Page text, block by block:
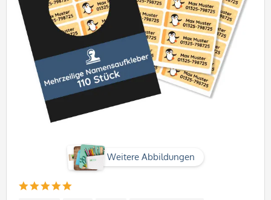
Weitere Abbildungen